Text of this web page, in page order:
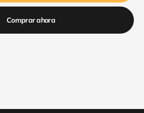
Comprar ahora